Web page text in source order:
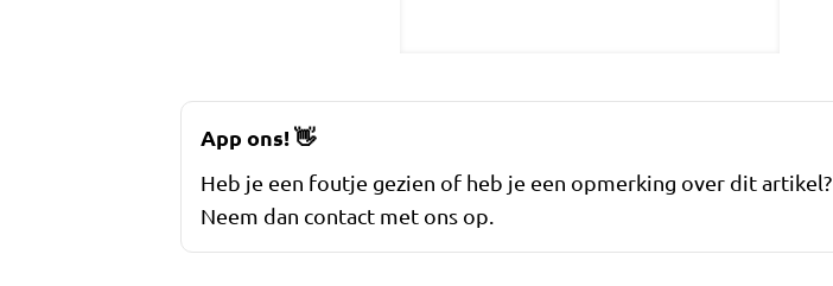
App ons!👋
Heb je een foutje gezien of heb je een opmerking over dit artikel?
Neem dan contact met ons op.